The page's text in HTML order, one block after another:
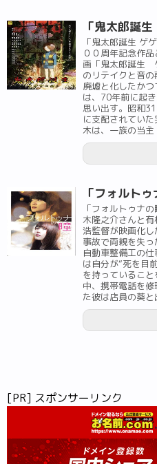
「鬼太郎誕
「鬼太郎誕生 ゲ
００周年記念作
画「鬼太郎誕生
のリテイクと音の
廃墟と化したか
は、70年前に起
思い出す。昭和
に支配されてい
木は、一族の当
「フォルトゥ
「フォルトゥナ
木隆之介さんと
浩監督が映画化
事故で両親を失っ
自動車整備工の
は自分が“死を目
を持っているこ
中、携帯電話を
た彼は店員の葵
[PR] スポンサーリンク